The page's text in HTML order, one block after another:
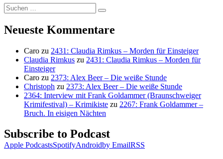
Suchen
nach:
Suchen
Neueste Kommentare
Caro zu 2431: Claudia Rimkus – Morden für Einsteiger
Claudia Rimkus zu 2431: Claudia Rimkus – Morden für
Einsteiger
Caro zu 2373: Alex Beer – Die weiße Stunde
Christoph zu 2373: Alex Beer – Die weiße Stunde
2364: Interview mit Frank Goldammer (Braunschweiger
Krimifestival) – Krimikiste zu 2267: Frank Goldammer –
Bruch. In eisigen Nächten
Subscribe to Podcast
Apple PodcastsSpotifyAndroidby EmailRSS